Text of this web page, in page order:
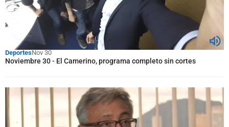
DeportesNov 30
Noviembre 30 - El Camerino, programa completo sin cortes